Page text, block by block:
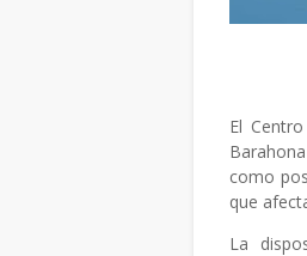
El
como
que
La